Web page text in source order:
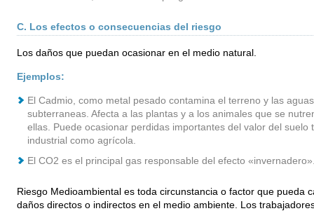
C. Los efectos o consecuencias del riesgo
Los daños que puedan ocasionar en el medio natural.
Ejemplos:
El Cadmio, como metal pesado contamina el terreno y las aguas
subterraneas. Afecta a las plantas y a los animales que se
ellas. Puede ocasionar perdidas importantes del valor del suelo
industrial como agrícola.
El CO2 es el principal gas responsable del efecto
Riesgo Medioambiental es toda circunstancia o factor que pueda
daños directos o indirectos en el medio ambiente. Los